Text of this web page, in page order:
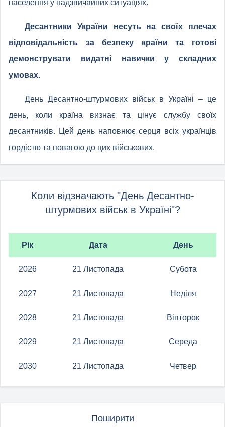
населення у надзвичайних ситуаціях.
Десантники України несуть на своїх плечах
відповідальність за безпеку країни та готові
демонструвати видатні навички у складних
умовах.
День Десантно-штурмових військ в Україні – це
день, коли країна визнає та цінує службу своїх
десантників. Цей день наповнює серця всіх українців
гордістю та повагою до цих військових.
Коли відзначають "День Десантно-
штурмових військ в Україні"?
Рік Дата День
2026 21 Листопада Субота
2027 21 Листопада Неділя
2028 21 Листопада Вівторок
2029 21 Листопада Середа
2030 21 Листопада Четвер
Поширити